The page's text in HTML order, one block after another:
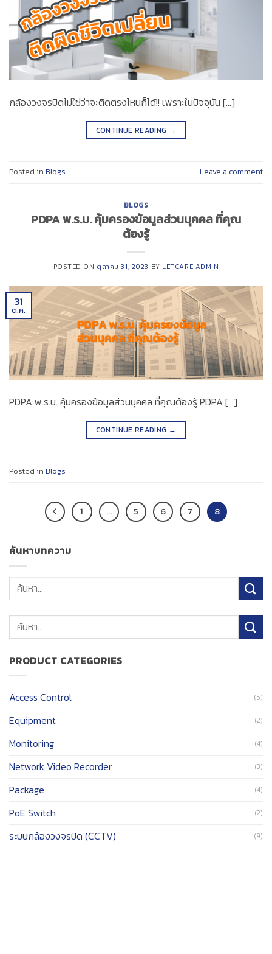
กล้องวงจรปิดไม่ใช่ว่าจะติดตรงไหนก็ได้!! เพราะในปัจจุบัน […]
CONTINUE READING →
Posted in Blogs Leave a comment
BLOGS
PDPA พ.ร.บ. คุ้มครองข้อมูลส่วนบุคคล ที่คุณ
ต้องรู้
POSTED ON ตุลาคม 31, 2023 BY LETCARE ADMIN
31
ต.ค.
PDPA พ.ร.บ. คุ้มครองข้อมูลส่วนบุคคล ที่คุณต้องรู้ PDPA […]
CONTINUE READING →
Posted in Blogs
1 … 5 6 7 8
ค้นหาบทความ
ค้นหา:
PRODUCT CATEGORIES
Access Control (5)
Equipment (2)
Monitoring (4)
Network Video Recorder (3)
Package (4)
PoE Switch (2)
ระบบกล้องวงจรปิด (CCTV) (9)